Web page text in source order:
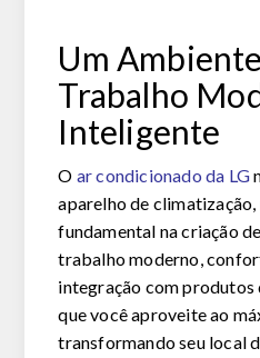
Um
Trabalho
Inteligente
O ar condicionado da LG
aparelho de climatização,
fundamental na criação
trabalho moderno,
integração com
que você aproveite ao
transformando seu local